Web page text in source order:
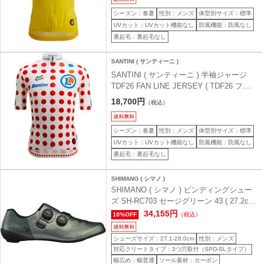
シーズン：春夏 性別：メンズ
体型別サイズ：標準
UVカット：UVカット機能なし
防風機能：防風なし
裏起毛：裏起毛なし
SANTINI ( サンティーニ )
SANTINI ( サンティーニ ) 半袖ジャージ
TDF26 FAN LINE JERSEY ( TDF26 ファ
ン ライン ジャージ ) キングオブマウンテ
ン M
18,700円 （税込）
シーズン：春夏 性別：メンズ
体型別サイズ：標準
UVカット：UVカット機能なし
防風機能：防風なし
裏起毛：裏起毛なし
SHIMANO ( シマノ )
SHIMANO ( シマノ ) ビンディングシュー
ズ SH-RC703 セージグリーン 43 ( 27.2cm
)10%OFF 34,155円 （税込）
シューズサイズ：27.1-28.0cm
性別：メンズ
対応クリートタイプ：3つ穴取付（SPD-SLタイプ）
幅広め：幅普通
ソール素材：カーボン